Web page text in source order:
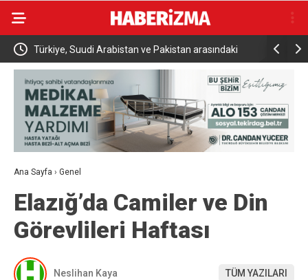
Türkiye, Suudi Arabistan ve Pakistan arasındaki
tarihi savunma anlaşması dünya basınında
İki
kazadan
Ana Sayfa › Genel
Elazığ’da Camiler ve Din
Görevlileri Haftası
Neslihan Kaya TÜM YAZILARI